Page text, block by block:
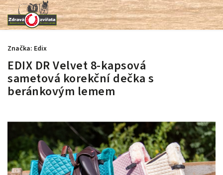
EDIX DR Velvet 8-kapsová
sametová korekční dečka s
beránkovým lemem
Značka: Edix